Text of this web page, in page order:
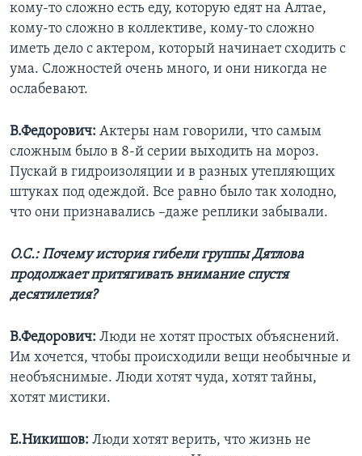
кому-то сложно есть еду, которую едят на Алтае,
кому-то сложно в коллективе, кому-то сложно
иметь дело с актером, который начинает сходить с
ума. Сложностей очень много, и они никогда не
ослабевают.
В.Федорович: Актеры нам говорили, что самым
сложным было в 8-й серии выходить на мороз.
Пускай в гидроизоляции и в разных утепляющих
штуках под одеждой. Все равно было так холодно,
что они признавались –даже реплики забывали.
О.С.: Почему история гибели группы Дятлова
продолжает притягивать внимание спустя
десятилетия?
В.Федорович: Люди не хотят простых объяснений.
Им хочется, чтобы происходили вещи необычные и
необъяснимые. Люди хотят чуда, хотят тайны,
хотят мистики.
Е.Никишов: Люди хотят верить, что жизнь не